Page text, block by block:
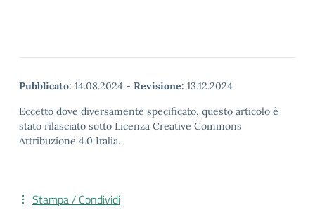
Pubblicato: 14.08.2024 - Revisione: 13.12.2024
Eccetto dove diversamente specificato, questo articolo è
stato rilasciato sotto Licenza Creative Commons
Attribuzione 4.0 Italia.
Stampa / Condividi